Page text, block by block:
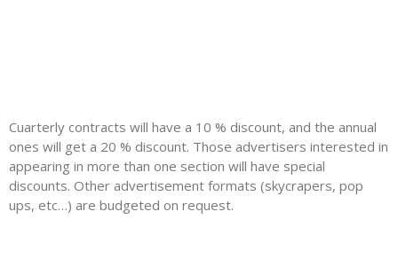
Cuarterly contracts will have a 10 % discount, and the annual
ones will get a 20 % discount. Those advertisers interested in
appearing in more than one section will have special
discounts. Other advertisement formats (skycrapers, pop
ups, etc…) are budgeted on request.